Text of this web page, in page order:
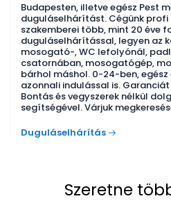
Budapesten, illetve egész Pest
duguláselhárítást. Cégünk
szakemberei több, mint 20 éve
duguláselhárítással, legyen az
mosogató-, WC lefolyónál,
csatornában, mosogatógép,
bárhol máshol. 0-24-ben,
azonnali indulással is.
Bontás és vegyszerek nélkül
segítségével. Várjuk
Duguláselhárítás
Szeretne